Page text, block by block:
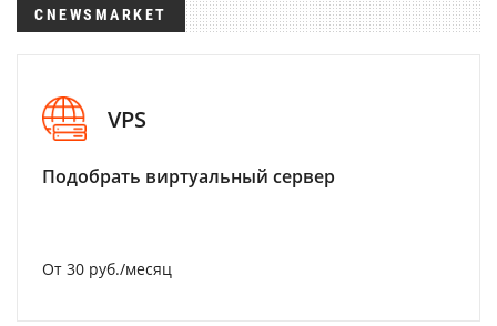
CNEWSMARKET
VPS
Подобрать виртуальный сервер
От 30 руб./месяц